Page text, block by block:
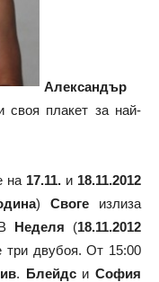
Александър
своя плакет за най-
на 17.11.и 18.11.2012
) Своге излиза
Неделя (18.11.2012
три двубоя. От 15:00
. БлейдсиСофия